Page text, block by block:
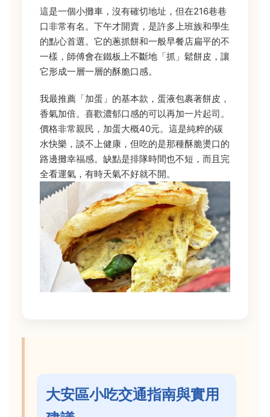
這是一個小攤車，沒有確切地址，但在216巷巷
口非常有名。下午才開賣，是許多上班族和學生
的點心首選。它的蔥抓餅和一般早餐店扁平的不
一樣，師傅會在鐵板上不斷地「抓」鬆餅皮，讓
它形成一層一層的酥脆口感。
我最推薦「加蛋」的基本款，蛋液包裹著餅皮，
香氣加倍。喜歡濃郁口感的可以再加一片起司。
價格非常親民，加蛋大概40元。這是純粹的碳
水快樂，談不上健康，但吃的是那種酥脆燙口的
路邊攤幸福感。缺點是排隊時間也不短，而且完
全看運氣，有時天氣不好就不開。
大安區小吃交通指南與實用